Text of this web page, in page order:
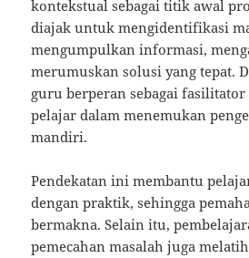
kontekstual sebagai titik awal
diajak untuk mengidentifikasi
mengumpulkan informasi,
merumuskan solusi yang tepat.
guru berperan sebagai
pelajar dalam menemukan
mandiri.
Pendekatan ini membantu
dengan praktik, sehingga
bermakna. Selain itu,
pemecahan masalah juga